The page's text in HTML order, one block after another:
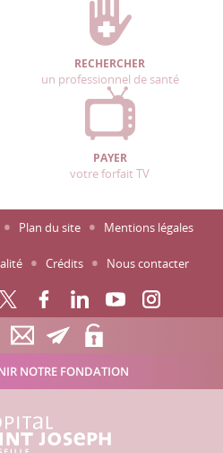
RECHERCHER
un professionnel de santé
PAYER
votre forfait TV
Plan du site Mentions légales
Crédits Nous contacter
NOTRE FONDATION
Hôpital Saint Joseph - Marseille